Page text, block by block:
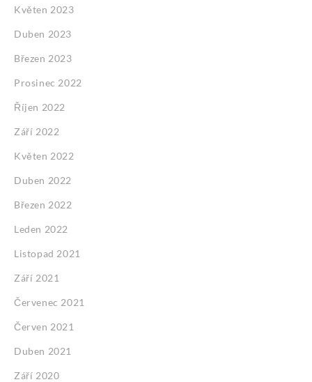
Květen 2023
Duben 2023
Březen 2023
Prosinec 2022
Říjen 2022
Září 2022
Květen 2022
Duben 2022
Březen 2022
Leden 2022
Listopad 2021
Září 2021
Červenec 2021
Červen 2021
Duben 2021
Září 2020